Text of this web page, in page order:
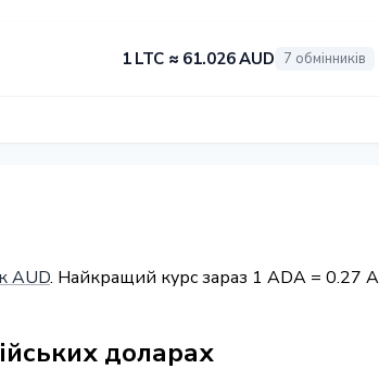
1 LTC ≈ 61.026 AUD 7 обмінників
AUD. Найкращий курс зараз 1 ADA = 0.27
доларах